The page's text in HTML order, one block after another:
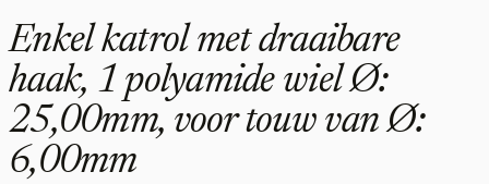
Enkel katrol met draaibare
haak, 1 polyamide wiel Ø:
25,00mm, voor touw van Ø:
6,00mm